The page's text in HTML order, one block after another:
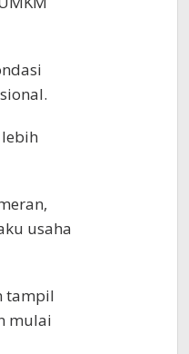
usaha
tampil
mulai